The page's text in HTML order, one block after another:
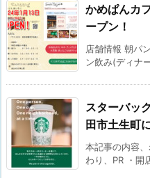
かめぱんカ
ープン！
店舗情報 朝パ
ン飲み(ディナ
スターバッ
田市土生町
本記事の内容
わり、PR ・開